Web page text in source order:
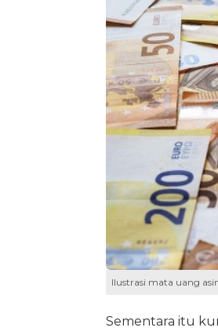
Ilustrasi mata uang
Sementara itu